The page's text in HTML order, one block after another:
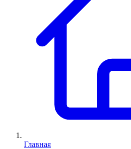
Главная